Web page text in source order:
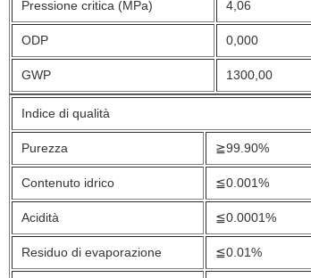
Pressione critica (MPa) 4,06
ODP 0,000
GWP 1300,00
Indice di qualità
Purezza ≧99.90%
Contenuto idrico ≦0.001%
Acidità ≦0.0001%
Residuo di evaporazione ≦0.01%